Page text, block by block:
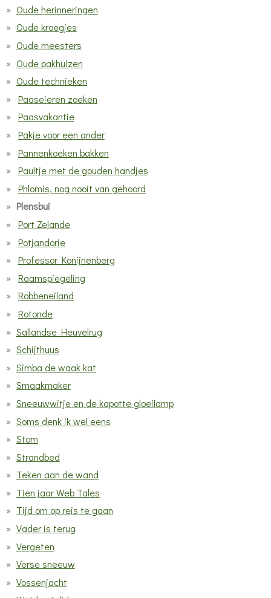
Oude herinneringen
Oude kroegjes
Oude meesters
Oude pakhuizen
Oude technieken
Paaseieren zoeken
Paasvakantie
Pakje voor een ander
Pannenkoeken bakken
Paultje met de gouden handjes
Phlomis, nog nooit van gehoord
Plensbui
Port Zelande
Potjandorie
Professor Konijnenberg
Raamspiegeling
Robbeneiland
Rotonde
Sallandse Heuvelrug
Schijthuus
Simba de waak kat
Smaakmaker
Sneeuwwitje en de kapotte gloeilamp
Soms denk ik wel eens
Stom
Strandbed
Teken aan de wand
Tien jaar Web Tales
Tijd om op reis te gaan
Vader is terug
Vergeten
Verse sneeuw
Vossenjacht